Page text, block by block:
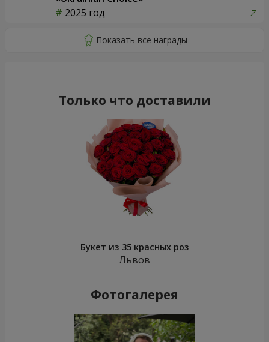
2025 год
Только что доставили
Букет из 35 красных роз
Львов
Фотогалерея